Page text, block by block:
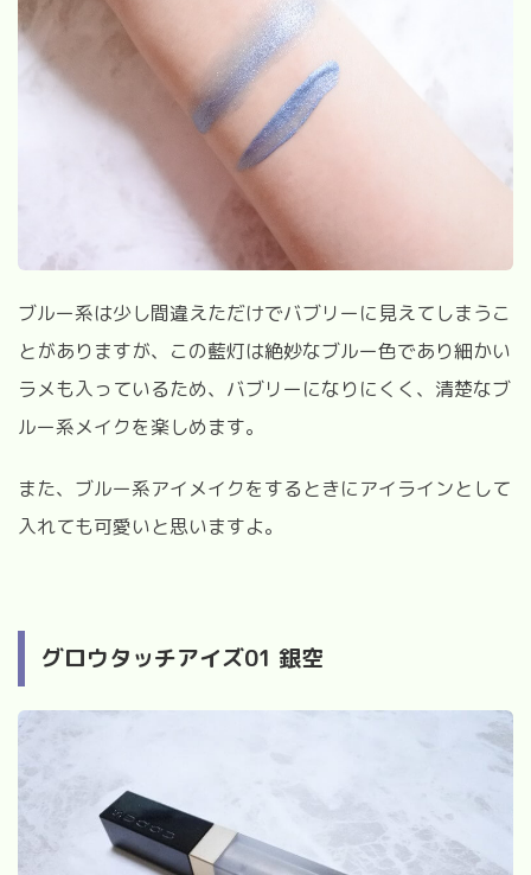
ブルー系は少し間違えただけでバブリーに見えてしまうこ
とがありますが、この藍灯は絶妙なブルー色であり細かい
ラメも入っているため、バブリーになりにくく、清楚なブ
ルー系メイクを楽しめます。
また、ブルー系アイメイクをするときにアイラインとして
入れても可愛いと思いますよ。
グロウタッチアイズ01 銀空